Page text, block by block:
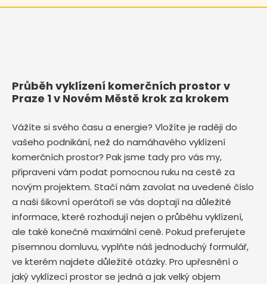
Průběh vyklízení komerčních prostor v
Praze 1 v Novém Městě krok za krokem
Vážíte si svého času a energie? Vložíte je raději do
vašeho podnikání, než do namáhavého vyklízení
komerčních prostor? Pak jsme tady pro vás my,
připraveni vám podat pomocnou ruku na cestě za
novým projektem. Stačí nám zavolat na uvedené číslo
a naši šikovní operátoři se vás doptají na důležité
informace, které rozhodují nejen o průběhu vyklízení,
ale také konečné maximální ceně. Pokud preferujete
písemnou domluvu, vyplňte náš jednoduchý formulář,
ve kterém najdete důležité otázky. Pro upřesnění o
jaký vyklízecí prostor se jedná a jak velký objem